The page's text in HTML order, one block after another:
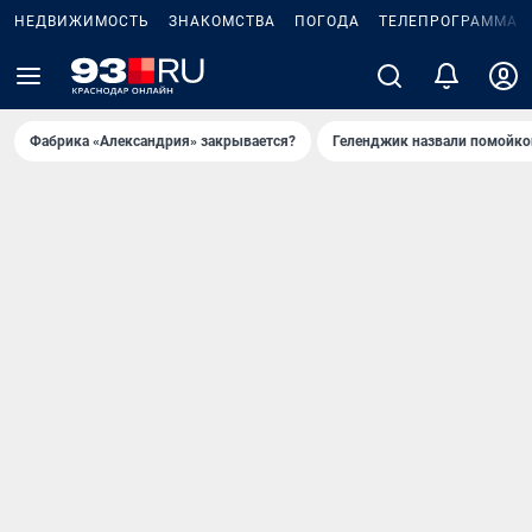
НЕДВИЖИМОСТЬ ЗНАКОМСТВА ПОГОДА ТЕЛЕПРОГРАММА
Фабрика «Александрия» закрывается? Геленджик назвали